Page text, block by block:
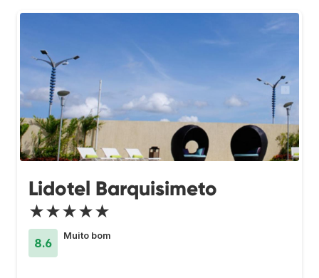
Lidotel Barquisimeto
★★★★★
8.6
Muito bom